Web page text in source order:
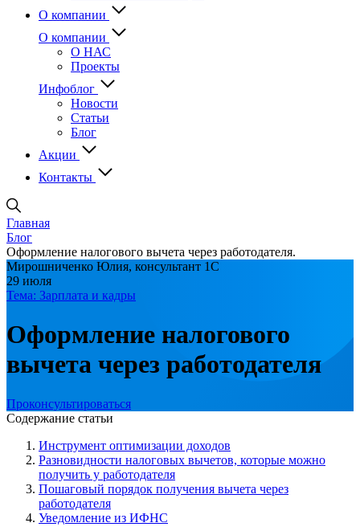
О компании
О компании
О НАС
Проекты
Инфоблог
Новости
Статьи
Блог
Акции
Контакты
Главная
Блог
Оформление налогового вычета через работодателя.
Мирошниченко Юлия, консультант 1С
29 июля
Тема: Зарплата и кадры
Оформление налогового
вычета через работодателя
Проконсультироваться
Содержание статьи
Инструмент оптимизации доходов
Разновидности налоговых вычетов, которые можно
получить у работодателя
Пошаговый порядок получения вычета через
работодателя
Уведомление из ИФНС